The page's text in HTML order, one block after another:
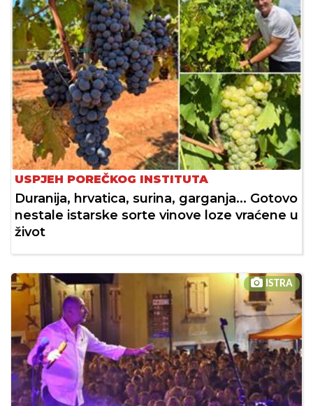
USPJEH POREČKOG INSTITUTA
Duranija, hrvatica, surina, garganja... Gotovo
nestale istarske sorte vinove loze vraćene u
život
ISTRA